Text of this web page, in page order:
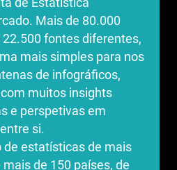
Mais de 80.000
fontes diferentes,
mais simples para nos
de infográficos,
muitos insights
e perspetivas em
si.
de estatísticas de mais
de 150 países, de